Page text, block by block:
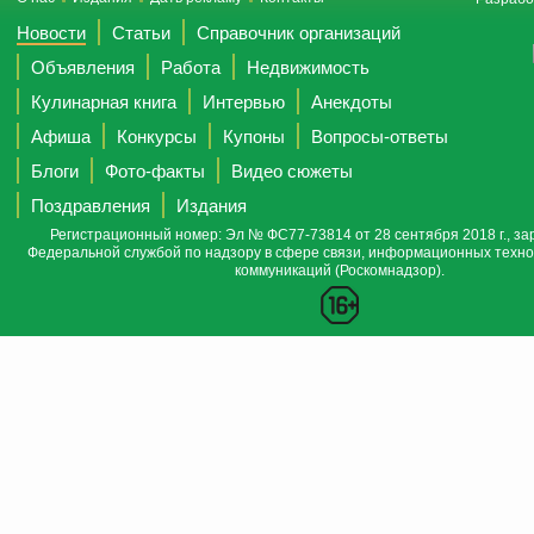
Новости Статьи
Справочник организаций
Объявления
Работа
Недвижимость
Кулинарная книга
Интервью
Анекдоты
Афиша
Конкурсы Купоны
Вопросы-ответы
Блоги
Фото-факты
Видео сюжеты
Поздравления
Издания
Регистрационный номер: Эл № ФС77-73814 от 28 сентября 2018 г.,
Федеральной службой по надзору в сфере связи, информационных
коммуникаций (Роскомнадзор).